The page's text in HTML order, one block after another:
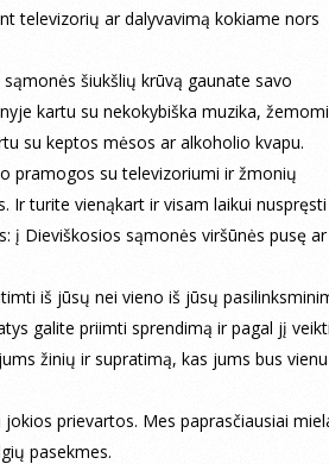
televizorių ar dalyvavimą kokiame nors
šiukšlių krūvą gaunate savo
kartu su nekokybiška muzika,
su keptos mėsos ar alkoholio kvapu.
pramogos su televizoriumi ir žmonių
Ir turite vienąkart ir visam laikui
į Dieviškosios sąmonės viršūnės pusę
iš jūsų nei vieno iš jūsų
galite priimti sprendimą ir pagal jį
žinių ir supratimą, kas jums bus
prievartos. Mes paprasčiausiai
pasekmes.